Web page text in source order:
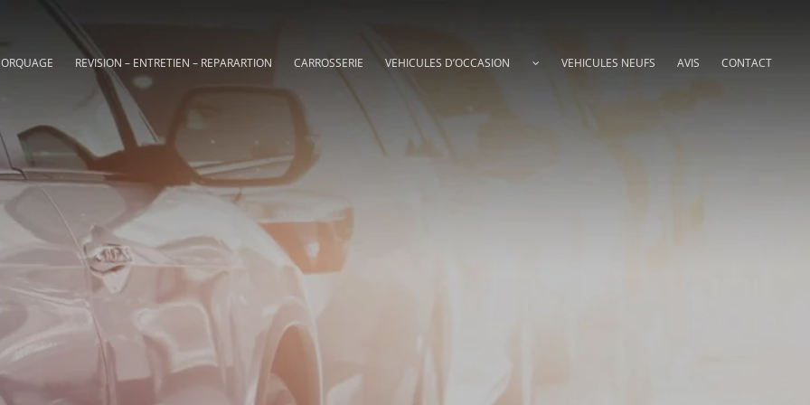
REVISION – ENTRETIEN – REPARARTION CARROSSERIE VEHICULES D’OCCASION VEHICULES NEUFS AVIS CONTACT